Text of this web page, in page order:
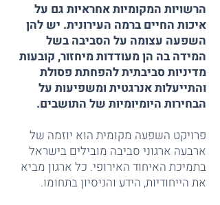
הרשויות המקומיות אחראיות גם על
איכות החיים ברמה העירונית. יש להן
השפעה עצומה על הסביבה בשל
המידה בה הן מעודדות מיחזור, קובעות
מדיניות סביבתית להפחתת פסולת
והתייעלות אנרגטית ומשפיעות על
הבחירות היומיומיות של התושבים.
פרויקט השפעה מקומית הוא יוזמה של
ארבעה ארגוני סביבה מובילים בישראל
בתמיכת האיחוד האירופי. כל ארגון מביא
את הייחודיות, הידע והניסיון בתחומו.